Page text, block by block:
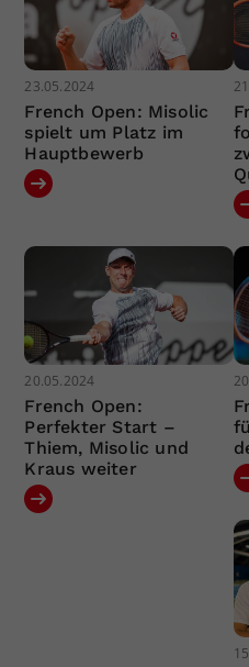
23.05.2024
French Open: Misolic
spielt um Platz im
Hauptbewerb
20.05.2024
French Open:
Perfekter Start –
Thiem, Misolic und
Kraus weiter